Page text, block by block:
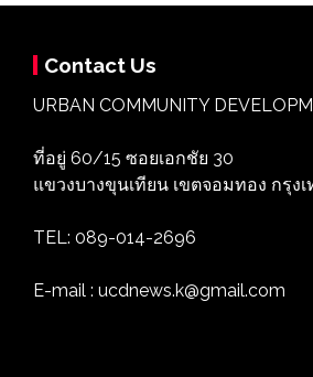
Contact Us
URBAN COMMUNITY
ที่อยู่ 60/15 ซอยเอกชัย 30
แขวงบางขุนเทียน เขตจอมทอง กรุงเ
TEL: 089-014-2696
E-mail : ucdnews.k@gmail.com